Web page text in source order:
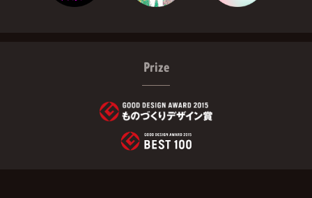
Prize